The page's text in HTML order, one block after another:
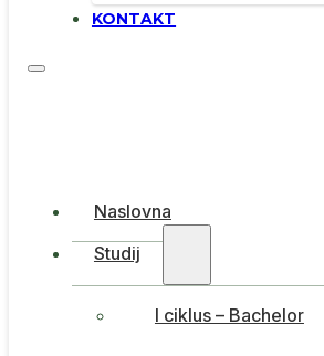
KONTAKT
Naslovna
Studij
I ciklus – Bachelor